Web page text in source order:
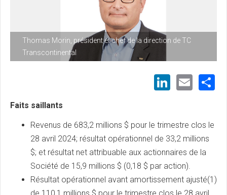
Thomas Morin, président et chef de la direction de TC
Transcontinental
Faits saillants
Revenus de 683,2 millions $ pour le trimestre clos le
28 avril 2024; résultat opérationnel de 33,2 millions
$; et résultat net attribuable aux actionnaires de la
Société de 15,9 millions $ (0,18 $ par action).
Résultat opérationnel avant amortissement ajusté(1)